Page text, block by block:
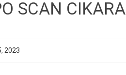
SCAN
2023